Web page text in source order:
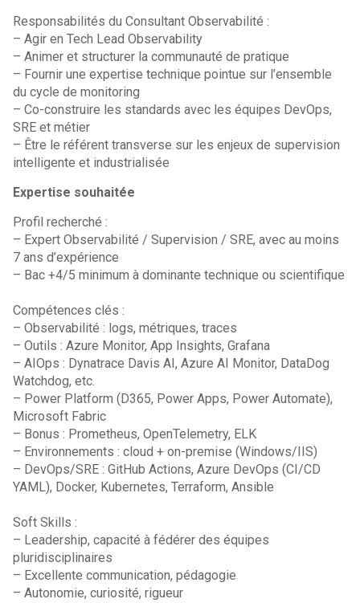
Responsabilités du Consultant Observabilité :
– Agir en Tech Lead Observability
– Animer et structurer la communauté de pratique
– Fournir une expertise technique pointue sur l’ensemble
du cycle de monitoring
– Co-construire les standards avec les équipes DevOps,
SRE et métier
– Être le référent transverse sur les enjeux de supervision
intelligente et industrialisée
Expertise souhaitée
Profil recherché :
– Expert Observabilité / Supervision / SRE, avec au moins
7 ans d’expérience
– Bac +4/5 minimum à dominante technique ou scientifique
Compétences clés :
– Observabilité : logs, métriques, traces
– Outils : Azure Monitor, App Insights, Grafana
– AIOps : Dynatrace Davis AI, Azure AI Monitor, DataDog
Watchdog, etc.
– Power Platform (D365, Power Apps, Power Automate),
Microsoft Fabric
– Bonus : Prometheus, OpenTelemetry, ELK
– Environnements : cloud + on-premise (Windows/IIS)
– DevOps/SRE : GitHub Actions, Azure DevOps (CI/CD
YAML), Docker, Kubernetes, Terraform, Ansible
Soft Skills :
– Leadership, capacité à fédérer des équipes
pluridisciplinaires
– Excellente communication, pédagogie
– Autonomie, curiosité, rigueur